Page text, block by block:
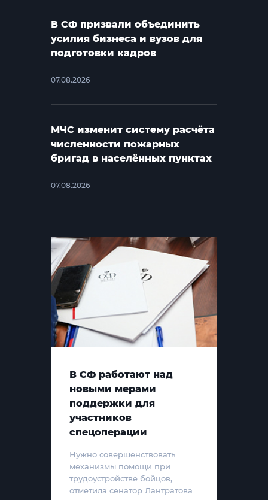
В СФ призвали объединить
усилия бизнеса и вузов для
подготовки кадров
07.08.2026
МЧС изменит систему расчёта
численности пожарных
бригад в населённых пунктах
07.08.2026
В СФ работают над
новыми мерами
поддержки для
участников
спецоперации
Нужно совершенствовать
механизмы помощи при
трудоустройстве бойцов,
отметила сенатор Лантратова